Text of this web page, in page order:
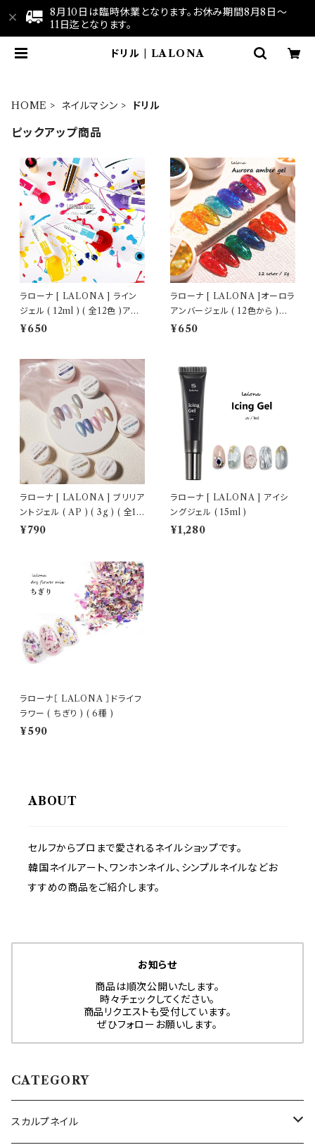
8月10日は臨時休業となります。お休み期間8月8日～
11日迄となります。
ドリル | LALONA
HOME ネイルマシン ドリル
ピックアップ商品
ラローナ [ LALONA ] ライン
ジェル ( 12ml ) ( 全12色 )アー
トジェル/細ブラシ
¥650
ラローナ [ LALONA ]オーロラ
アンバージェル ( 12色から )ジ
ェルネイル/セルフネイル/ネイル
¥650
ラローナ [ LALONA ] ブリリア
ントジェル ( AP ) ( 3g ) ( 全10
色 )
¥790
ラローナ [ LALONA ] アイシ
ングジェル ( 15ml )
¥1,280
ラローナ［ LALONA ］ドライフ
ラワー ( ちぎり ) ( 6種 )
¥590
ABOUT
セルフからプロまで愛されるネイルショップです。
韓国ネイルアート、ワンホンネイル、シンプルネイルなどお
すすめの商品をご紹介します。
お知らせ
商品は順次公開いたします。
時々チェックしてください。
商品リクエストも受付しています。
ぜひフォローお願いします。
CATEGORY
スカルプネイル